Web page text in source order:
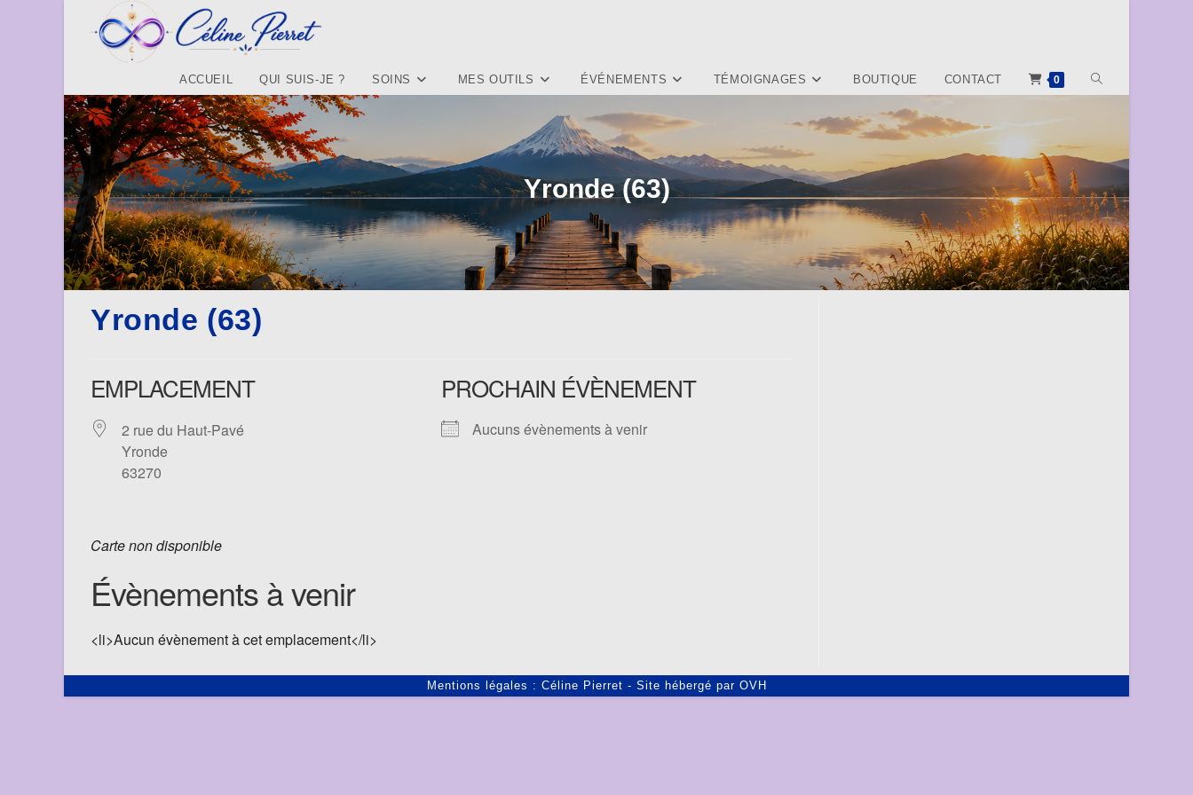
ACCUEIL QUI SUIS-JE ? SOINS MES OUTILS ÉVÉNEMENTS TÉMOIGNAGES BOUTIQUE CONTACT 0 TOGGLE
Yronde (63)
Yronde (63)
EMPLACEMENT
2 rue du Haut-Pavé
Yronde
63270
PROCHAIN ÉVÈNEMENT
Aucuns évènements à venir
Carte non disponible
Évènements à venir
<li>Aucun évènement à cet emplacement</li>
Mentions légales : Céline Pierret - Site hébergé par OVH